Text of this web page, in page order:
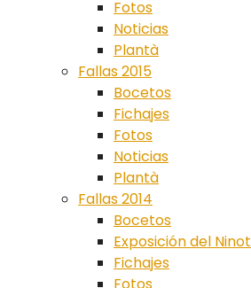
Fotos
Noticias
Plantà
Fallas 2015
Bocetos
Fichajes
Fotos
Noticias
Plantà
Fallas 2014
Bocetos
Exposición del Ninot
Fichajes